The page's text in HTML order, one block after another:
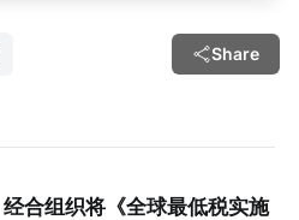
Share
经合组织将《全球最低税实施